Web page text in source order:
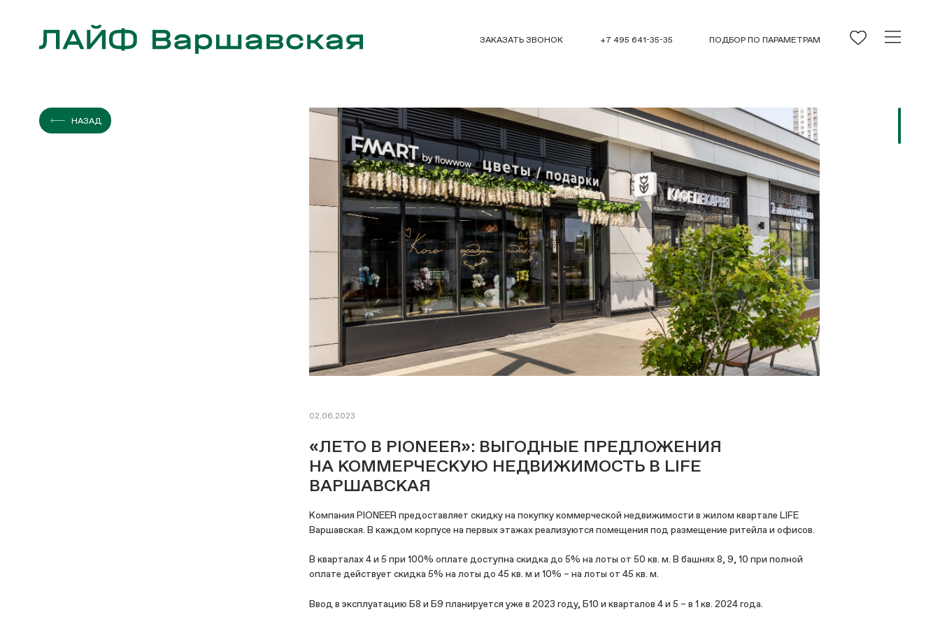
02.06.2023
«ЛЕТО В PIONEER»: ВЫГОДНЫЕ ПРЕДЛОЖЕНИЯ
НА КОММЕРЧЕСКУЮ НЕДВИЖИМОСТЬ В LIFE
ВАРШАВСКАЯ
Компания PIONEER предоставляет скидку на покупку коммерческой недвижимости в жилом квартале LIFE
Варшавская. В каждом корпусе на первых этажах реализуются помещения под размещение ритейла и офисов.
В кварталах 4 и 5 при 100% оплате доступна скидка до 5% на лоты от 50 кв. м. В башнях 8, 9, 10 при полной
оплате действует скидка 5% на лоты до 45 кв. м и 10% – на лоты от 45 кв. м.
Ввод в эксплуатацию Б8 и Б9 планируется уже в 2023 году, Б10 и кварталов 4 и 5 – в 1 кв. 2024 года.
НАЗАД
ЗАКАЗАТЬ ЗВОНОК +7 495 641-35-35 ПОДБОР ПО ПАРАМЕТРАМ